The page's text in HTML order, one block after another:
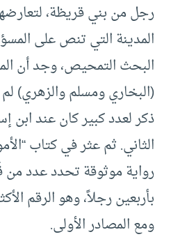
رجل من بني قريظة،
المدينة التي تنص على
البحث التمحيص، وجد أن
(البخاري ومسلم والزهري)
ذكر لعدد كبير كان عند ابن
الثاني. ثم عثر في كتاب
رواية موثوقة تحدد عدد من
بأربعين رجلاً، وهو الرقم
ومع المصادر الأولى.